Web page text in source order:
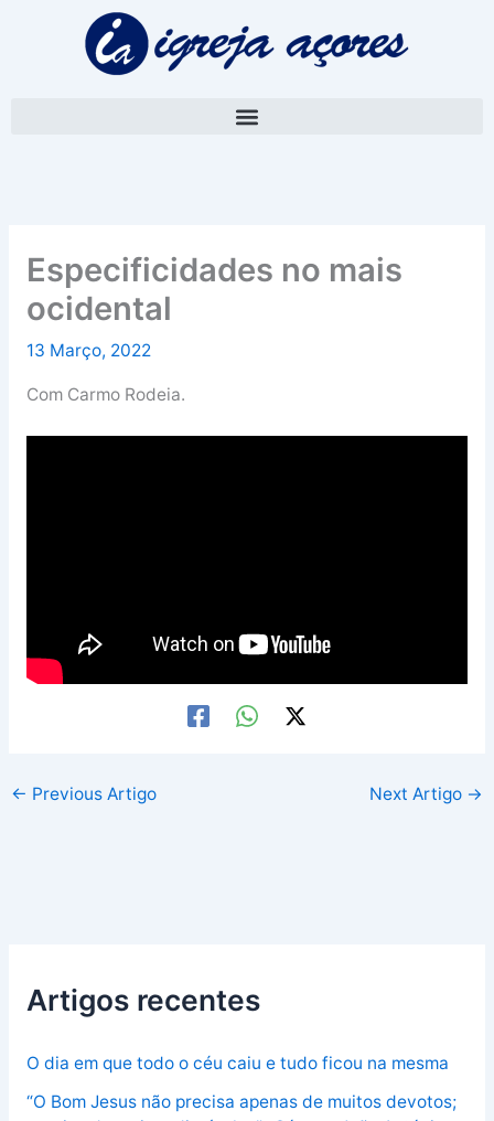
Especificidades no mais
ocidental
13 Março, 2022
Com Carmo Rodeia.
← Previous Artigo Next Artigo →
Artigos recentes
O dia em que todo o céu caiu e tudo ficou na mesma
“O Bom Jesus não precisa apenas de muitos devotos;